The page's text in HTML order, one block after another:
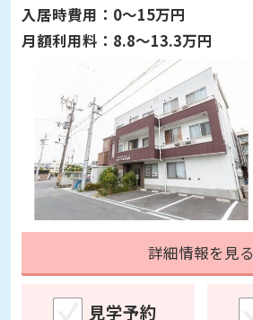
入居時費用： 0～15万円
月額利用料： 8.8～13.3万円
詳細情報を見る
見学予約